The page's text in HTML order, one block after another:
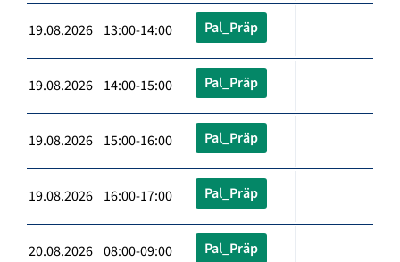
19.08.2026 13:00-14:00 Pal_Präp
19.08.2026 14:00-15:00 Pal_Präp
19.08.2026 15:00-16:00 Pal_Präp
19.08.2026 16:00-17:00 Pal_Präp
20.08.2026 08:00-09:00 Pal_Präp